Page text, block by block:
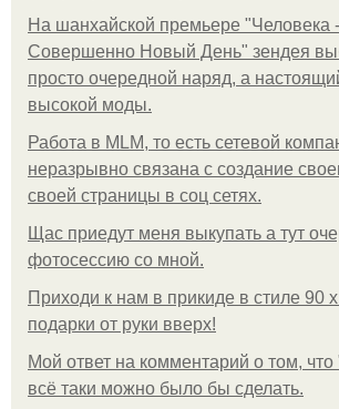
На шанхайской премьере "Человека
Совершенно Новый День" зендея
просто очередной наряд, а
высокой моды.
Работа в MLM, то есть сетевой
неразрывно связана с создание
своей страницы в соц сетях.
Щас приедут меня выкупать а тут
фотосессию со мной.
Приходи к нам в прикиде в стиле 90
подарки от руки вверх!
Мой ответ на комментарий о том,
всё таки можно было бы сделать.